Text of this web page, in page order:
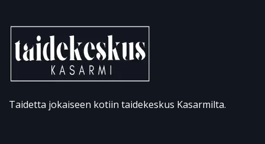
Taidetta jokaiseen kotiin taidekeskus Kasarmilta.